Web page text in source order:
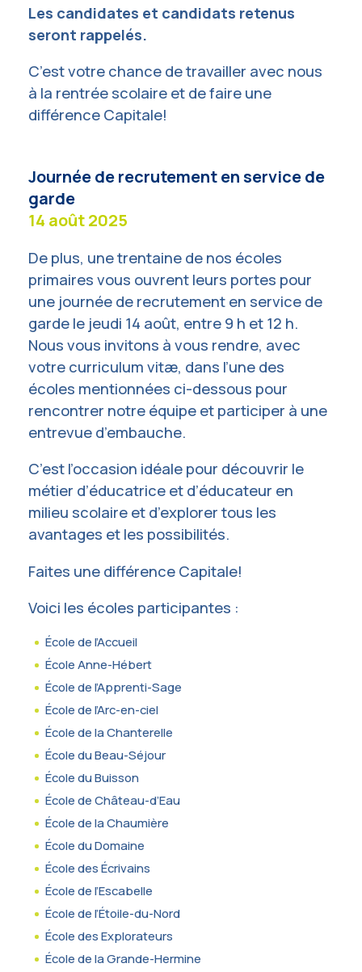
Les candidates et candidats retenus
seront rappelés.
C’est votre chance de travailler avec nous
à la rentrée scolaire et de faire une
différence Capitale!
Journée de recrutement en service de
garde
14 août 2025
De plus, une trentaine de nos écoles
primaires vous ouvrent leurs portes pour
une journée de recrutement en service de
garde le jeudi 14 août, entre 9 h et 12 h.
Nous vous invitons à vous rendre, avec
votre curriculum vitæ, dans l’une des
écoles mentionnées ci-dessous pour
rencontrer notre équipe et participer à une
entrevue d’embauche.
C’est l’occasion idéale pour découvrir le
métier d’éducatrice et d’éducateur en
milieu scolaire et d’explorer tous les
avantages et les possibilités.
Faites une différence Capitale!
Voici les écoles participantes :
École de l’Accueil
École Anne-Hébert
École de l’Apprenti-Sage
École de l’Arc-en-ciel
École de la Chanterelle
École du Beau-Séjour
École du Buisson
École de Château-d’Eau
École de la Chaumière
École du Domaine
École des Écrivains
École de l’Escabelle
École de l’Étoile-du-Nord
École des Explorateurs
École de la Grande-Hermine